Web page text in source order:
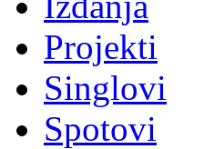
Projekti
Singlovi
Spotovi